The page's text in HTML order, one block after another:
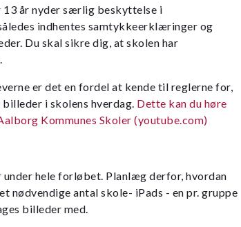
år nyder særlig beskyttelse i
indhentes samtykkeerklæringer og
Du skal sikre dig, at skolen har
er det en fordel at kende til reglerne for,
i skolens hverdag. Dette kan du høre
Kommunes Skoler (youtube.com)
hele forløbet. Planlæg derfor, hvordan
nødvendige antal skole- iPads - en pr. gruppe
billeder med.